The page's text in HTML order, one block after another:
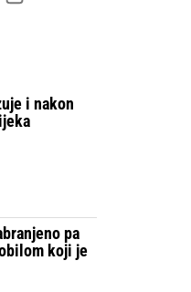
i nakon
pa
koji je